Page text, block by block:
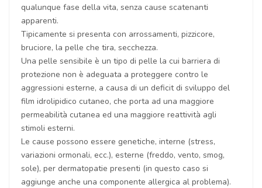
qualunque fase della vita, senza cause scatenanti
apparenti.
Tipicamente si presenta con arrossamenti, pizzicore,
bruciore, la pelle che tira, secchezza.
Una pelle sensibile è un tipo di pelle la cui barriera di
protezione non è adeguata a proteggere contro le
aggressioni esterne, a causa di un deficit di sviluppo del
film idrolipidico cutaneo, che porta ad una maggiore
permeabilità cutanea ed una maggiore reattività agli
stimoli esterni.
Le cause possono essere genetiche, interne (stress,
variazioni ormonali, ecc.), esterne (freddo, vento, smog,
sole), per dermatopatie presenti (in questo caso si
aggiunge anche una componente allergica al problema).